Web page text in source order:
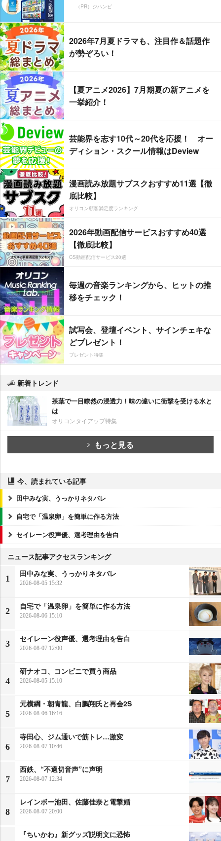
（PR）ジハンピ
2026年7月夏ドラマも、注目作＆話題作
が勢ぞろい！
【夏アニメ2026】7月期夏の新アニメを
一挙紹介！
芸能界を志す10代～20代を応援！ オー
ディション・スクール情報はDeview
漫画読み放題サブスクおすすめ11選【徹
底比較】
オリコン顧客満足度ランキング
2026年動画配信サービスおすすめ40選
【徹底比較】
CS動画配信サービス20選
毎週の音楽ランキングから、ヒットの推
移をチェック！
試写会、登壇イベント、サインチェキな
どプレゼント！
プレゼント特集
新着トレンド
茶葉で一目瞭然の浸透力！味の違いに衝撃を受ける水と
は
オリコンタイアップ特集
もっと見る
今、読まれている記事
田中みな実、うっかりネタバレ
自宅で「温泉卵」を簡単に作る方法
セイレーン役声優、選考理由を告白
ニュース記事アクセスランキング
1
田中みな実、うっかりネタバレ
2026-08-05 15:32
2
自宅で「温泉卵」を簡単に作る方法
2026-08-06 15:10
3
セイレーン役声優、選考理由を告白
2026-08-07 12:00
4
研ナオコ、コンビニで買う商品
2026-08-05 15:10
5
元横綱・朝青龍、白鵬翔氏と再会2S
2026-08-06 16:16
6
寺田心、ジム通いで筋トレ…激変
2026-08-07 10:46
7
西鉄、“不適切音声”に声明
2026-08-07 12:34
8
レインボー池田、佐藤佳奈と電撃婚
2026-08-07 20:00
『ちいかわ』新グッズ説明文に恐怖